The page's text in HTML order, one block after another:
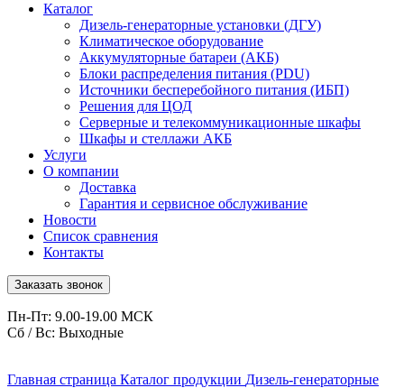
Каталог
Дизель-генераторные установки (ДГУ)
Климатическое оборудование
Аккумуляторные батареи (АКБ)
Блоки распределения питания (PDU)
Источники бесперебойного питания (ИБП)
Решения для ЦОД
Серверные и телекоммуникационные шкафы
Шкафы и стеллажи АКБ
Услуги
О компании
Доставка
Гарантия и сервисное обслуживание
Новости
Список сравнения
Контакты
Заказать звонок
Пн-Пт: 9.00-19.00 МСК
Сб / Вс: Выходные
Главная страница Каталог продукции Дизель-генераторные